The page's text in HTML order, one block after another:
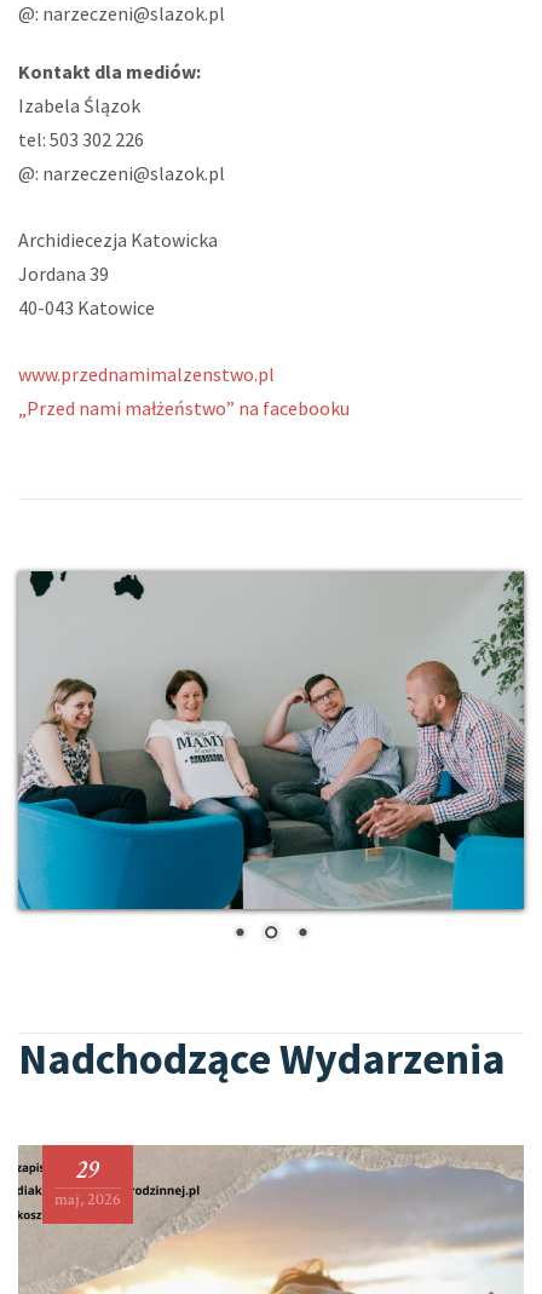
@: narzeczeni@slazok.pl
Kontakt dla mediów:
Izabela Ślązok
tel: 503 302 226
@: narzeczeni@slazok.pl
Archidiecezja Katowicka
Jordana 39
40-043 Katowice
www.przednamimalzenstwo.pl
„Przed nami małżeństwo” na facebooku
Nadchodzące Wydarzenia
29
maj, 2026